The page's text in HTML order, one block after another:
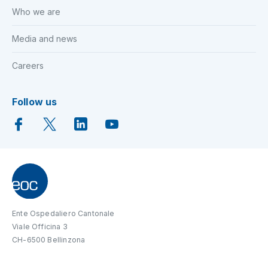
Who we are
Media and news
Careers
Follow us
Ente Ospedaliero Cantonale
Viale Officina 3
CH-6500 Bellinzona